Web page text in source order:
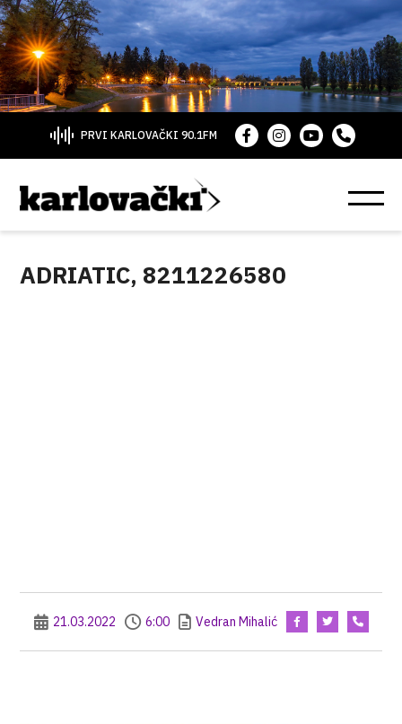
PRVI KARLOVAČKI 90.1FM
ADRIATIC, 8211226580
21.03.2022 6:00 Vedran Mihalić